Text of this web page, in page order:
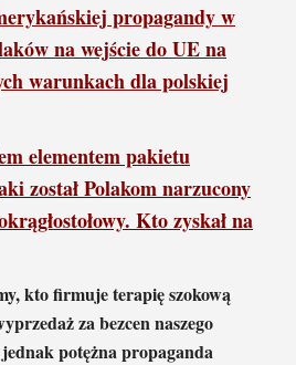
propagandy w
na wejście do UE na
warunkach dla polskiej
elementem pakietu
został Polakom narzucony
Kto zyskał na
kto firmuje terapię szokową
za bezcen naszego
potężna propaganda